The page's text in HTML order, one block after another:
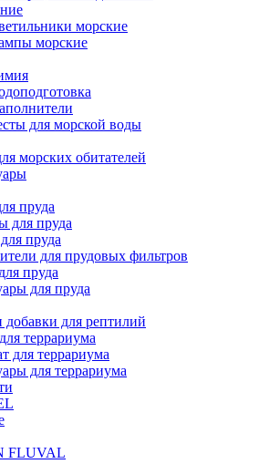
морские
морские
для морской воды
морских обитателей
пруда
для пруда
пруда
для прудовых фильтров
пруда
для пруда
добавки для рептилий
террариума
для террариума
для террариума
FLUVAL